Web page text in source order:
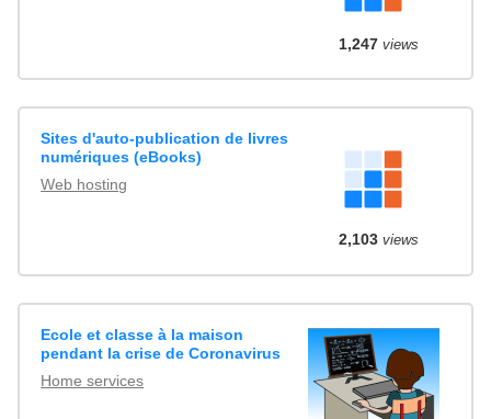
1,247views
Sites d'auto-publication de livres
numériques (eBooks)
Web hosting
2,103views
Ecole et classe à la maison
pendant la crise de Coronavirus
Home services